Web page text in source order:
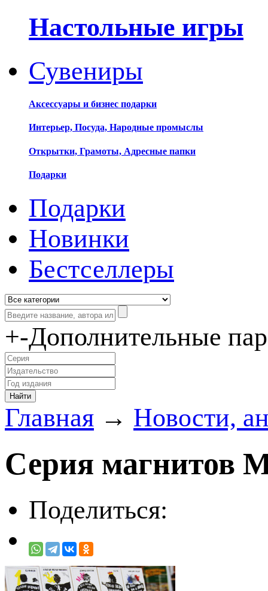
Настольные игры
Сувениры
Аксессуары и бизнес подарки
Интерьер, Посуда, Народные промыслы
Открытки, Грамоты, Адресные папки
Подарки
Подарки
Новинки
Бестселлеры
+-Дополнительные
Главная → Новости,
Серия магнитов
Поделиться: